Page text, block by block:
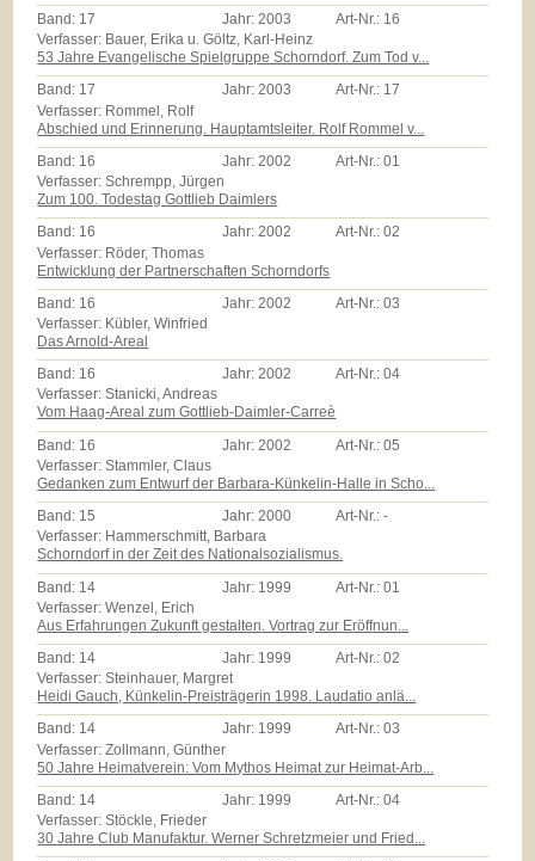
Band: 17 Jahr:2003 Art-Nr.: 16
Verfasser: Bauer, Erika u. Göltz, Karl-Heinz
53 Jahre Evangelische Spielgruppe Schorndorf. Zum Tod v...
Band: 17 Jahr:2003 Art-Nr.: 17
Verfasser: Rommel, Rolf
Abschied und Erinnerung. Hauptamtsleiter. Rolf Rommel v...
Band: 16 Jahr:2002 Art-Nr.:01
Verfasser: Schrempp, Jürgen
Zum 100. Todestag Gottlieb Daimlers
Band: 16 Jahr:2002 Art-Nr.:02
Verfasser: Röder, Thomas
Entwicklung der Partnerschaften Schorndorfs
Band: 16 Jahr: 2002 Art-Nr.:03
Verfasser: Kübler, Winfried
Das Arnold-Areal
Band: 16 Jahr:2002 Art-Nr.:04
Verfasser: Stanicki, Andreas
Vom Haag-Areal zum Gottlieb-Daimler-Carreè
Band: 16 Jahr: 2002 Art-Nr.:05
Verfasser: Stammler, Claus
Gedanken zum Entwurf der Barbara-Künkelin-Halle in Scho...
Band: 15 Jahr:2000 Art-Nr.:-
Verfasser: Hammerschmitt, Barbara
Schorndorf in der Zeit des Nationalsozialismus.
Band: 14 Jahr: 1999 Art-Nr.:01
Verfasser: Wenzel, Erich
Aus Erfahrungen Zukunft gestalten. Vortrag zur Eröffnun...
Band: 14 Jahr: 1999 Art-Nr.:02
Verfasser: Steinhauer, Margret
Heidi Gauch, Künkelin-Preisträgerin 1998. Laudatio anlä...
Band: 14 Jahr: 1999 Art-Nr.:03
Verfasser: Zollmann, Günther
50 Jahre Heimatverein: Vom Mythos Heimat zur Heimat-Arb...
Band: 14 Jahr: 1999 Art-Nr.:04
Verfasser: Stöckle, Frieder
30 Jahre Club Manufaktur. Werner Schretzmeier und Fried...